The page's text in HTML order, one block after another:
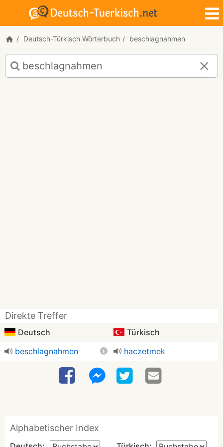
Deutsch-Türkisch Wörterbuch beschlagnahmen
Deutsch-
Türkisch
Übersetzung
Direkte Treffer
Deutsch
Türkisch
beschlagnahmen
haczetmek
Alphabetischer Index